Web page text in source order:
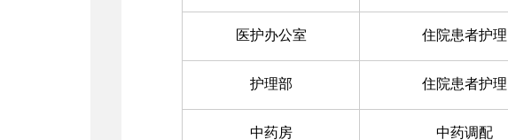
医护办公室 住院患者护理
护理部 住院患者护理
中药房 中药调配